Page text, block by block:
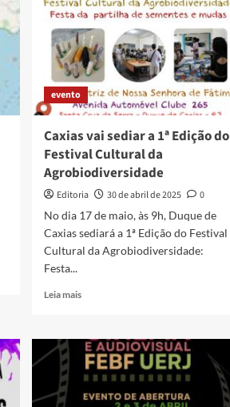
Mas
e
as
outras?
evento
Caxias vai sediar a 1ª Edição do
Festival Cultural da
Agrobiodiversidade
Editoria 30 de abril de 2025
0
No dia 17 de maio, às 9h, Duque de
Caxias sediará a 1ª Edição do Festival
Cultural da Agrobiodiversidade:
Festa...
Leia maisRead
Caxias
vai
sediar
a
1ª